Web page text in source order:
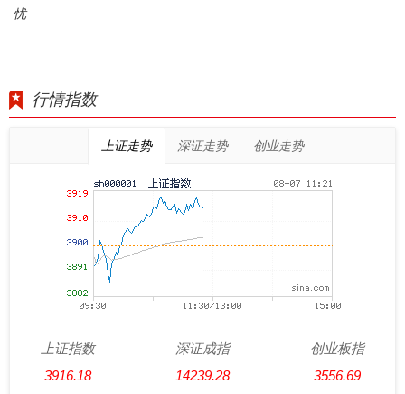
忧
行情指数
上证走势 深证走势 创业走势
上证指数
3916.18
深证成指
14239.28
创业板指
3556.69